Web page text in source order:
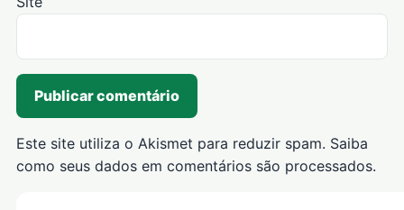
Este site utiliza o Akismet para reduzir spam. Saiba
como seus dados em comentários são processados.